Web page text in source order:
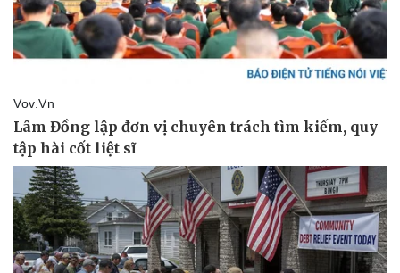
Thể thao
Thế giới thể thao
eSports
Hậu trường
Ô tô - Xe máy